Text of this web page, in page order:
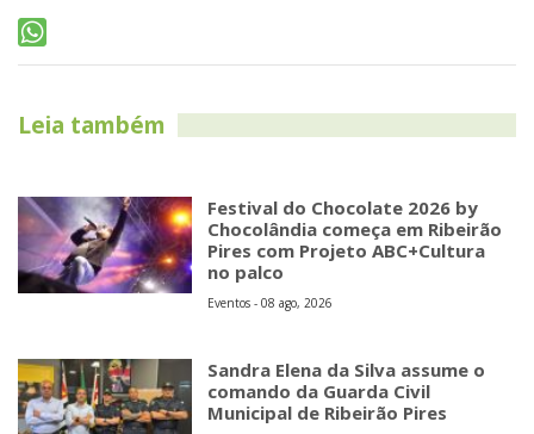
Leia também
Festival do Chocolate 2026 by
Chocolândia começa em Ribeirão
Pires com Projeto ABC+Cultura
no palco
Eventos - 08 ago, 2026
Sandra Elena da Silva assume o
comando da Guarda Civil
Municipal de Ribeirão Pires